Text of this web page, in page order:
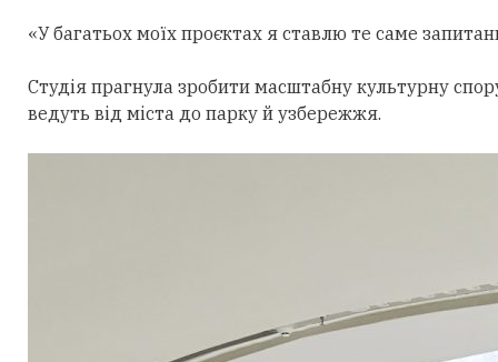
«У багатьох моїх проєктах я ставлю те саме
Студія прагнула зробити масштабну культурну
ведуть від міста до парку й узбережжя.